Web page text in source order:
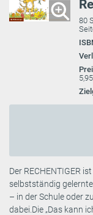
80
Der RECHENTIGER
selbstständig
– in der Schule oder
dabei.Die „Das kann